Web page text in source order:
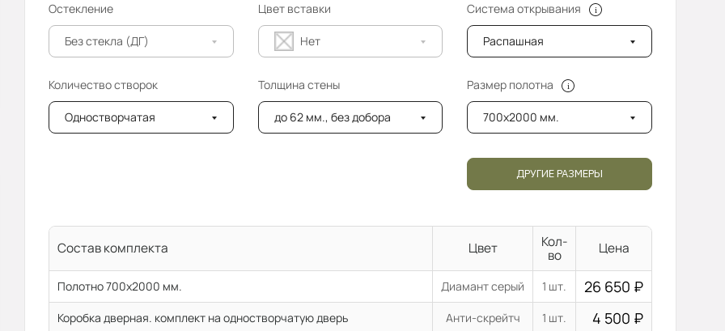
Остекление
Без стекла (ДГ)
Цвет вставки
Нет
Система открывания
Распашная
Количество створок
Одностворчатая
Толщина стены
до 62 мм., без добора
Размер полотна
700x2000 мм.
ДРУГИЕ РАЗМЕРЫ
Состав комплекта Цвет
Кол-
во
Цена
Полотно 700x2000 мм. Диамант серый 1 шт. 26 650 ₽
Коробка дверная. комплект на одностворчатую дверь Анти-скрейтч 1 шт. 4 500 ₽